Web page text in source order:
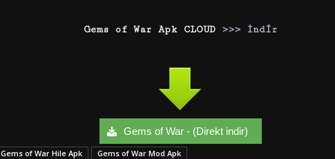
Gems of War Apk CLOUD>>> İndir
Gems of War - (Direkt indir)
Gems of War Hile Apk Gems of War Mod Apk